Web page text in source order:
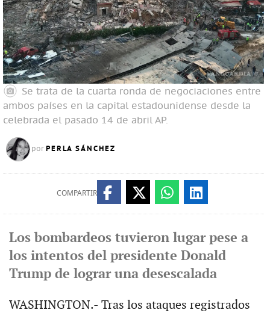
Se trata de la cuarta ronda de negociaciones entre
ambos países en la capital estadounidense desde la
celebrada el pasado 14 de abril AP.
por PERLA SÁNCHEZ
COMPARTIR
Los bombardeos tuvieron lugar pese a
los intentos del presidente Donald
Trump de lograr una desescalada
WASHINGTON.- Tras los ataques registrados